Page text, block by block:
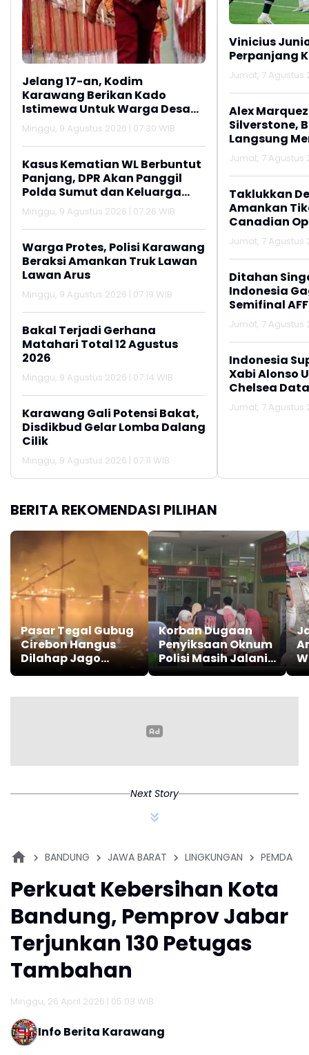
Jelang 17-an, Kodim
Karawang Berikan Kado
Istimewa Untuk Warga Desa
Kalijati Jatisari
Minggu, 9 Agustus 2026 | 07:30 WIB
Kasus Kematian WL Berbuntut
Panjang, DPR Akan Panggil
Polda Sumut dan Keluarga
Korban
Minggu, 9 Agustus 2026 | 07:26 WIB
Warga Protes, Polisi Karawang
Beraksi Amankan Truk Lawan
Lawan Arus
Minggu, 9 Agustus 2026 | 07:19 WIB
Bakal Terjadi Gerhana
Matahari Total 12 Agustus
2026
Minggu, 9 Agustus 2026 | 07:14 WIB
Karawang Gali Potensi Bakat,
Disdikbud Gelar Lomba Dalang
Cilik
Minggu, 9 Agustus 2026 | 07:11 WIB
Vinicius
Perpanjang
Jumat, 7 Agustus
Alex
Silverstone,
Langsung
Jumat, 7 Agustus
Taklukkan
Amankan
Canadian
Jumat, 7 Agustus
Ditahan
Indonesia
Semifinal
Jumat, 7 Agustus
Indonesia
Xabi Alonso
Chelsea
Jumat, 7 Agustus
BERITA REKOMENDASI PILIHAN
Pasar Tegal Gubug
Cirebon Hangus
Dilahap Jago
Merah
Korban Dugaan
Penyiksaan Oknum
Polisi Masih Jalani
Perawatan Intensif
Next Story
BANDUNG JAWA BARAT LINGKUNGAN PEMDA
Perkuat Kebersihan Kota
Bandung, Pemprov Jabar
Terjunkan 130 Petugas
Tambahan
Minggu, 26 April 2026 | 05:03 WIB
Info Berita Karawang